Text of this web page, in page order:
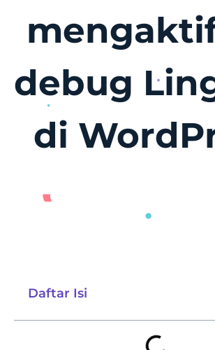
debug
di
Daftar Isi